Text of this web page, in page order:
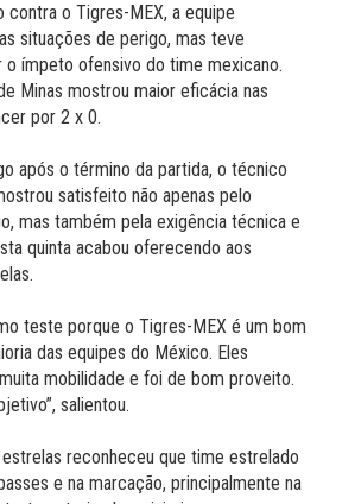
contra o Tigres-MEX, a equipe
situações de perigo, mas teve
o ímpeto ofensivo do time mexicano.
Minas mostrou maior eficácia nas
por 2 x 0.
após o término da partida, o técnico
satisfeito não apenas pelo
mas também pela exigência técnica e
quinta acabou oferecendo aos
teste porque o Tigres-MEX é um bom
das equipes do México. Eles
mobilidade e foi de bom proveito.
salientou.
reconheceu que time estrelado
e na marcação, principalmente na